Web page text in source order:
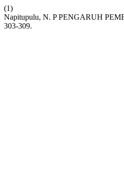
(1)
Napitupulu, N. P PENGARUH
303-309.